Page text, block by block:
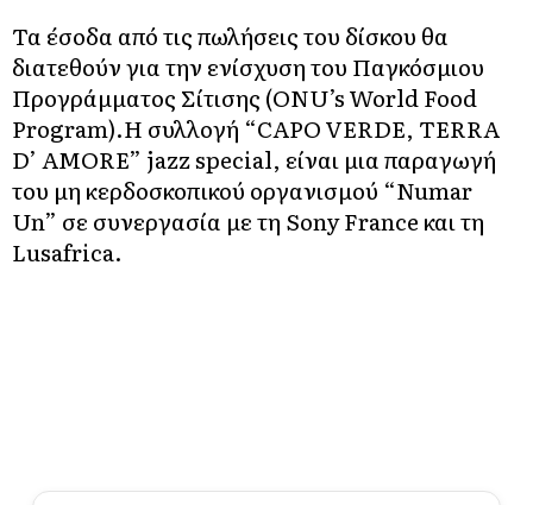
Τα έσοδα από τις πωλήσεις του δίσκου θα
διατεθούν για την ενίσχυση του Παγκόσμιου
Προγράμματος Σίτισης (ONU’s World Food
Program).Η συλλογή “CAPO VERDE, TERRA
D’ AMORE” jazz special, είναι μια παραγωγή
του μη κερδοσκοπικού οργανισμού “Numar
Un” σε συνεργασία με τη Sony France και τη
Lusafrica.